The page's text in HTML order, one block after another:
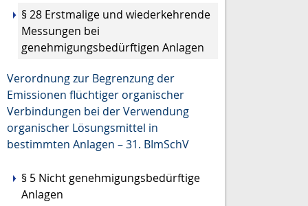
§ 28 Erstmalige und wiederkehrende
Messungen bei
genehmigungsbedürftigen Anlagen
Verordnung zur Begrenzung der
Emissionen flüchtiger organischer
Verbindungen bei der Verwendung
organischer Lösungsmittel in
bestimmten Anlagen – 31. BImSchV
§ 5 Nicht genehmigungsbedürftige
Anlagen